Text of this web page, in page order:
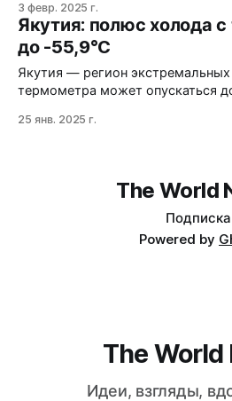
3 февр. 2025 г.
Якутия: полюс холода
до -55,9°C
Якутия — регион
термометра может опускаться
25 янв. 2025 г.
The World
Подписка
Powered by
The World
Идеи, взгляды,